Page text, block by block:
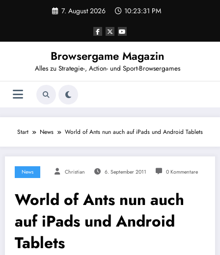
7. August 2026 10:23:32 PM
Browsergame Magazin
Alles zu Strategie-, Action- und Sport-Browsergames
Start News World of Ants nun auch auf iPads und Android Tablets
News Christian 6. September 2011 0 Kommentare
World of Ants nun auch
auf iPads und Android
Tablets